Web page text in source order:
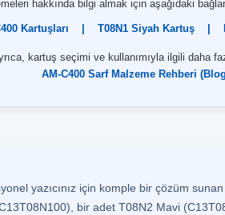
hakkında bilgi almak için aşağıdaki
Kartuşları T08N1 Siyah Kartuş
kartuş seçimi ve kullanımıyla ilgili daha
AM-C400 Sarf Malzeme Rehberi
yazıcınız için komple bir çözüm sunan
bir adet T08N2 Mavi